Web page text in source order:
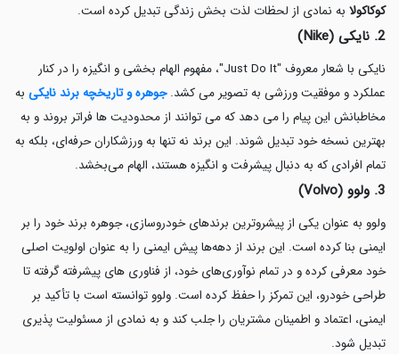
کوکاکولا به نمادی از لحظات لذت بخش زندگی تبدیل کرده است.
2. نایکی (Nike)
نایکی با شعار معروف "Just Do It"، مفهوم الهام بخشی و انگیزه را در کنار
عملکرد و موفقیت ورزشی به تصویر می کشد.جوهره و تاریخچه برند نایکی به
مخاطبانش این پیام را می دهد که می توانند از محدودیت ها فراتر بروند و به
بهترین نسخه خود تبدیل شوند. این برند نه تنها به ورزشکاران حرفه‌ای، بلکه به
تمام افرادی که به دنبال پیشرفت و انگیزه هستند، الهام می‌بخشد.
3. ولوو (Volvo)
ولوو به عنوان یکی از پیشروترین برندهای خودروسازی، جوهره برند خود را بر
ایمنی بنا کرده است. این برند از دهه‌ها پیش ایمنی را به عنوان اولویت اصلی
خود معرفی کرده و در تمام نوآوری‌های خود، از فناوری های پیشرفته گرفته تا
طراحی خودرو، این تمرکز را حفظ کرده است. ولوو توانسته است با تأکید بر
ایمنی، اعتماد و اطمینان مشتریان را جلب کند و به نمادی از مسئولیت پذیری
تبدیل شود.